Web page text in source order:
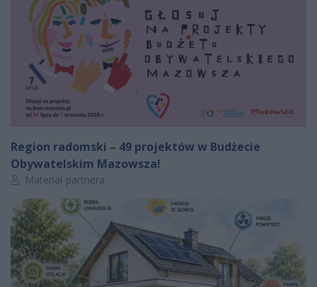
Region radomski – 49 projektów w Budżecie
Obywatelskim Mazowsza!
Autor artykułu:
Materiał partnera